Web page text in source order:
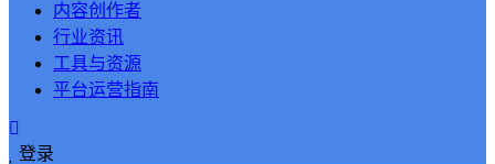
内容创作者
行业资讯
工具与资源
平台运营指南
登录